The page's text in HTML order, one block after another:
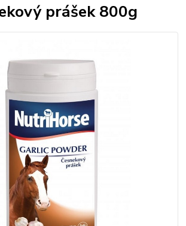
prášek 800g